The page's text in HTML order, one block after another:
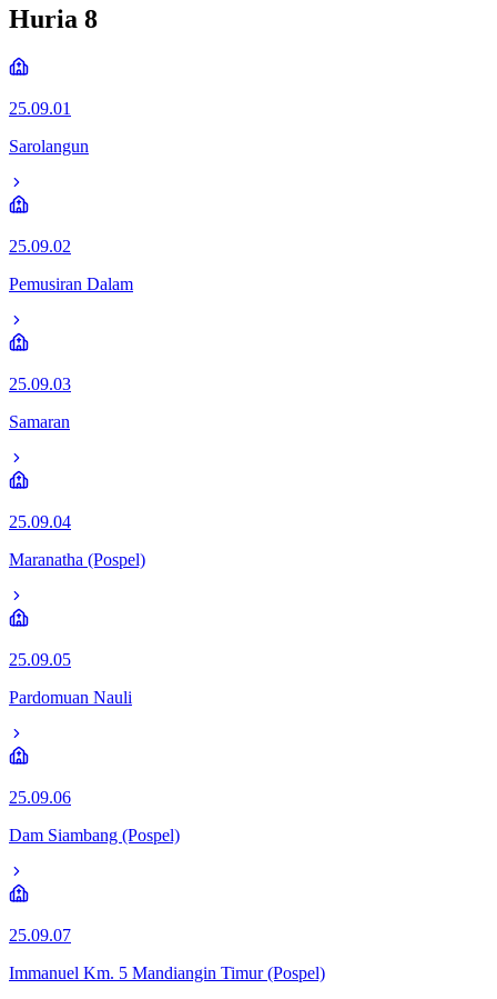
Huria 8
25.09.01
Sarolangun
25.09.02
Pemusiran Dalam
25.09.03
Samaran
25.09.04
Maranatha (Pospel)
25.09.05
Pardomuan Nauli
25.09.06
Dam Siambang (Pospel)
25.09.07
Immanuel Km. 5 Mandiangin Timur (Pospel)